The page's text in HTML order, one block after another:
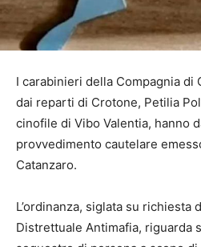
I carabinieri della Compagnia di
dai reparti di Crotone, Petilia
cinofile di Vibo Valentia, hanno
provvedimento cautelare
Catanzaro.
L’ordinanza, siglata su richiesta
Distrettuale Antimafia, riguarda